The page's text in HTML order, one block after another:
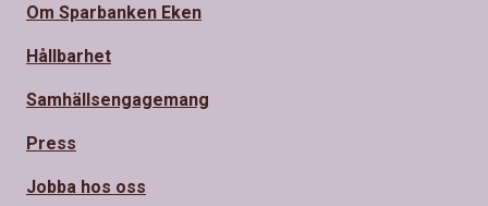
Om Sparbanken Eken
Hållbarhet
Samhällsengagemang
Press
Jobba hos oss